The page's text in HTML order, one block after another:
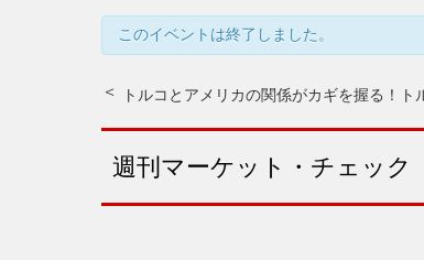
このイベントは終了しました。
トルコとアメリカの関係がカギを握る！ ト
週刊マーケット・チェッ